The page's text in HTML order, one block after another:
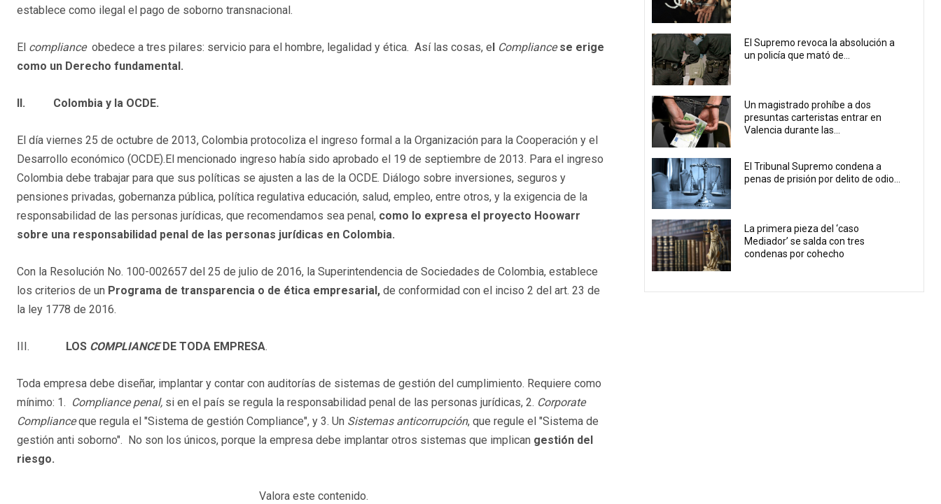
establece como ilegal el pago de soborno transnacional.
El complianceobedece a tres pilares: servicio para el hombre, legalidad y ética. Así las cosas, e Compliancese erige
como un Derecho fundamental.
II. Colombia y la OCDE.
El día viernes 25 de octubre de 2013, Colombia protocoliza el ingreso formal a la Organización para la Cooperación y el
Desarrollo económico (OCDE).El mencionado ingreso había sido aprobado el 19 de septiembre de 2013. Para el ingreso
Colombia debe trabajar para que sus políticas se ajusten a las de la OCDE. Diálogo sobre inversiones, seguros y
pensiones privadas, gobernanza pública, política regulativa educación, salud, empleo, entre otros, y la exigencia de la
responsabilidad de las personas jurídicas, que recomendamos sea penal, como lo expresa el proyecto Hoowarr
sobre una responsabilidad penal de las personas jurídicas en Colombia.
Con la Resolución No. 100-002657 del 25 de julio de 2016, la Superintendencia de Sociedades de Colombia, establece
los criterios de un Programa de transparencia o de ética empresarial, de conformidad con el inciso 2 del art. 23 de
la ley 1778 de 2016.
III. LOS COMPLIANCEDE TODA EMPRESA.
Toda empresa debe diseñar, implantar y contar con auditorías de sistemas de gestión del cumplimiento. Requiere como
mínimo: 1. Compliance penal, si en el país se regula la responsabilidad penal de las personas jurídicas, 2. Corporate
Complianceque regula el "Sistema de gestión Compliance", y 3. Un Sistemas anticorrupción, que regule el "Sistema de
gestión anti soborno". No son los únicos, porque la empresa debe implantar otros sistemas que implican gestión del
riesgo.
Valora este contenido.
El Supremo revoca la absolución a
un policía que mató de...
Un magistrado prohíbe a dos
presuntas carteristas entrar en
Valencia durante las...
El Tribunal Supremo condena a
penas de prisión por delito de odio...
La primera pieza del ‘caso
Mediador’ se salda con tres
condenas por cohecho